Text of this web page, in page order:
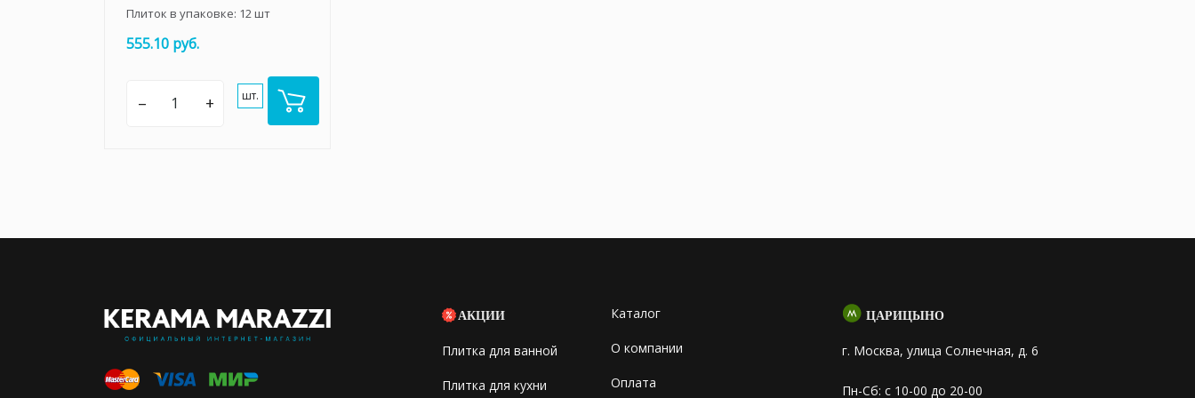
Плиток в упаковке: 12 шт
555.10 руб.
– + шт.
АКЦИИ
Плитка для ванной
Плитка для кухни
Каталог
О компании
Оплата
ЦАРИЦЫНО
г. Москва, улица Солнечная, д. 6
Пн-Сб: с 10-00 до 20-00